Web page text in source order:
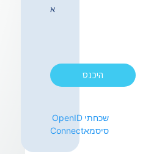
א
היכנס
שכחתי
סיסמא
OpenID
Connect